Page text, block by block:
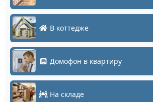
В коттедже
Домофон в квартиру
На складе